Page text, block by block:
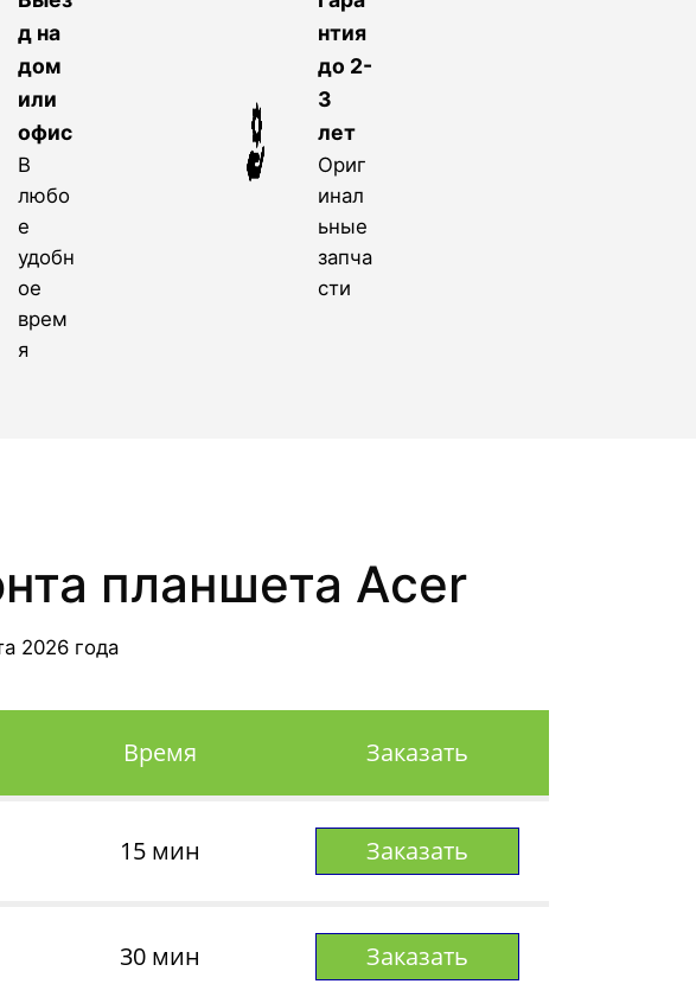
д на
дом
или
офис
В
любо
е
удобн
ое
врем
я
нтия
до 2-
3
лет
Ориг
инал
ьные
запча
сти
планшета Acer
2026года
Время Заказать
15 мин Заказать
30 мин Заказать